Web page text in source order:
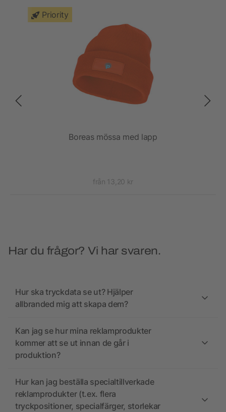
Priority
Boreas mössa med lapp
från 13,20 kr
Har du frågor? Vi har svaren.
Hur ska tryckdata se ut? Hjälper
allbranded mig att skapa dem?
Kan jag se hur mina reklamprodukter
kommer att se ut innan de går i
produktion?
Hur kan jag beställa specialtillverkade
reklamprodukter (t.ex. flera
tryckpositioner, specialfärger, storlekar